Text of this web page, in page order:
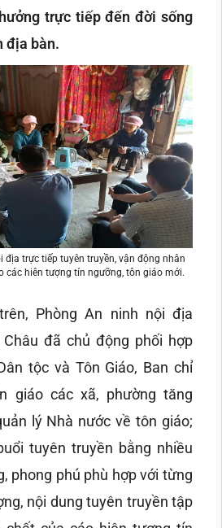
trực tiếp đến đời sống
địa bàn.
địa trực tiếp tuyên truyền, vận động nhân
các hiên tượng tín ngưỡng, tôn giáo mới.
Phòng An ninh nội địa
đã chủ động phối hợp
tộc và Tôn Giáo, Ban chỉ
giáo các xã, phường tăng
lý Nhà nước về tôn giáo;
tuyên truyền bằng nhiều
phong phú phù hợp với từng
nội dung tuyên truyền tập